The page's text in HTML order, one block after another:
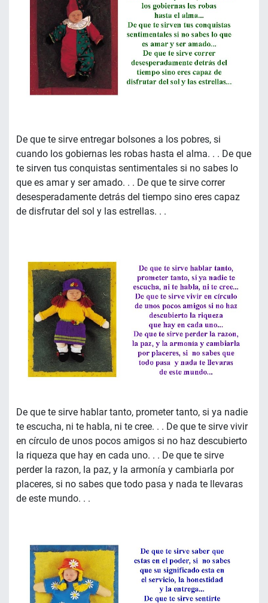
De que te sirve entregar bolsones a los pobres, si
cuando los gobiernas les robas hasta el alma. . . De que
te sirven tus conquistas sentimentales si no sabes lo
que es amar y ser amado. . . De que te sirve correr
desesperadamente detrás del tiempo sino eres capaz
de disfrutar del sol y las estrellas. . .
De que te sirve hablar tanto, prometer tanto, si ya nadie
te escucha, ni te habla, ni te cree. . . De que te sirve vivir
en círculo de unos pocos amigos si no haz descubierto
la riqueza que hay en cada uno. . . De que te sirve
perder la razon, la paz, y la armonía y cambiarla por
placeres, si no sabes que todo pasa y nada te llevaras
de este mundo. . .